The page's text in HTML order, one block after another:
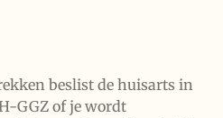
beslist de huisarts in
GGZ of je wordt